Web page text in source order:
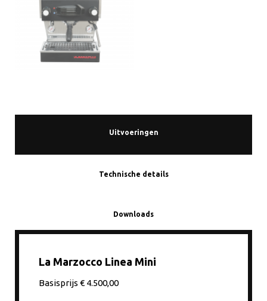
Uitvoeringen
Technische details
Downloads
La Marzocco Linea Mini
Basisprijs € 4.500,00